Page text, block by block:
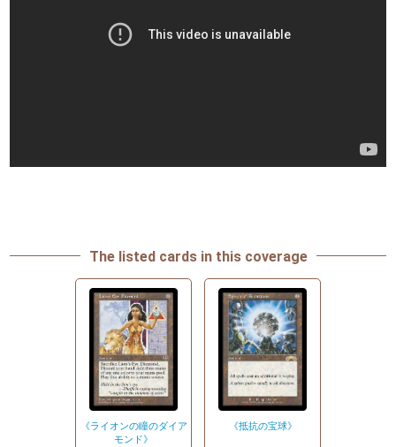
The listed cards in this coverage
《ライオンの瞳のダイア
モンド》
《抵抗の宝球》